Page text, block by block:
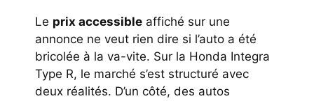
Le prix accessible affiché sur une
annonce ne veut rien dire si l’auto a été
bricolée à la va-vite. Sur la Honda Integra
Type R, le marché s’est structuré avec
deux réalités. D’un côté, des autos